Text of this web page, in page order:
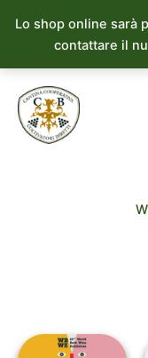
Lo shop online sarà
contattare il
contenuto